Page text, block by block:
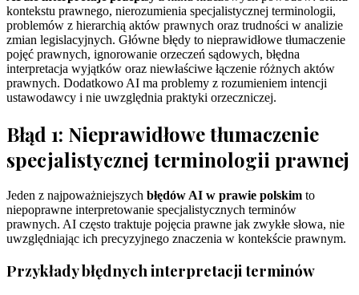
kontekstu prawnego, nierozumienia specjalistycznej terminologii,
problemów z hierarchią aktów prawnych oraz trudności w analizie
zmian legislacyjnych. Główne błędy to nieprawidłowe tłumaczenie
pojęć prawnych, ignorowanie orzeczeń sądowych, błędna
interpretacja wyjątków oraz niewłaściwe łączenie różnych aktów
prawnych. Dodatkowo AI ma problemy z rozumieniem intencji
ustawodawcy i nie uwzględnia praktyki orzeczniczej.
Błąd 1: Nieprawidłowe tłumaczenie
specjalistycznej terminologii prawnej
Jeden z najpoważniejszych błędów AI w prawie polskim to
niepoprawne interpretowanie specjalistycznych terminów
prawnych. AI często traktuje pojęcia prawne jak zwykłe słowa, nie
uwzględniając ich precyzyjnego znaczenia w kontekście prawnym.
Przykłady błędnych interpretacji terminów